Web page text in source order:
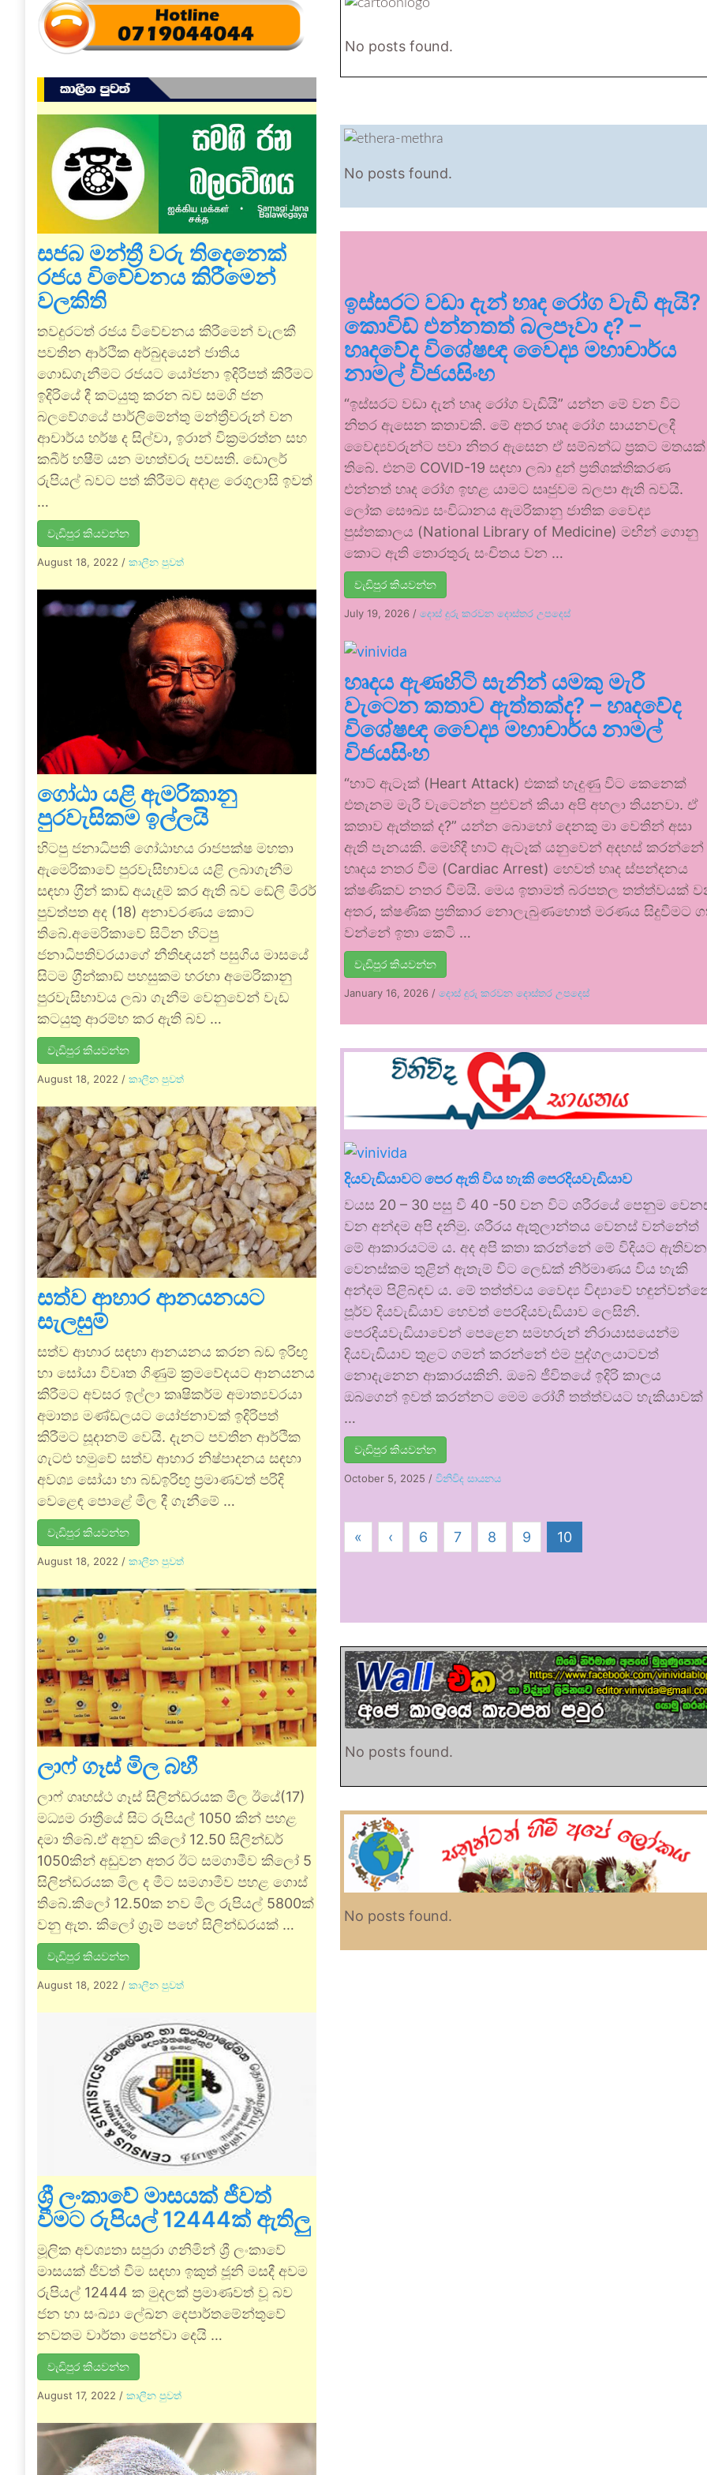
සජබ මන්ත්‍රී වරු තිදෙනෙක්
රජය විවේචනය කිරීමෙන්
වලකිති
තවදුරටත් රජය විවේචනය කිරීමෙන් වැලකී
පවතින ආර්ථික අර්බුදයෙන් ජාතිය
ගොඩගැනීමට රජයට යෝජනා ඉදිරිපත් කිරීමට
ඉදිරියේ දී කටයුතු කරන බව සමගි ජන
බලවේගයේ පාර්ලිමේන්තු මන්ත්‍රීවරුන් වන
ආචාර්ය හර්ෂ ද සිල්වා, ඉරාන් වික්‍රමරත්න සහ
කබීර් හෂීම් යන මහත්වරු පවසති. ඩොලර්
රුපියල් බවට පත් කිරීමට අදාළ රෙගුලාසි ඉවත්
…
වැඩිපුර කියවන්න
August 18, 2022 / කාලීන පුවත්
ගෝඨා යළි ඇමරිකානු
පුරවැසිකම ඉල්ලයි
හිටපු ජනාධිපති ගෝඨාභය රාජපක්ෂ මහතා
ඇමෙරිකාවේ පුරවැසිභාවය යළි ලබාගැනීම
සඳහා ග‍්‍රීන් කාඩ් අයැදුම් කර ඇති බව ඩේලි මිරර්
පුවත්පත අද (18) අනාවරණය කොට
තිබේ.අමෙරිකාවේ සිටින හිටපු
ජනාධිපතිවරයාගේ නීතිඥයන් පසුගිය මාසයේ
සිටම ග‍්‍රීන්කාඞ් පහසුකම හරහා අමෙරිකානු
පුරවැසිභාවය ලබා ගැනීම වෙනුවෙන් වැඩ
කටයුතු ආරම්භ කර ඇති බව …
වැඩිපුර කියවන්න
August 18, 2022 / කාලීන පුවත්
සත්ව ආහාර ආනයනයට
සැලසුම්
සත්ව ආහාර සඳහා ආනයනය කරන බඩ ඉරිඟු
හා සෝයා විවෘත ගිණුම් ක්‍රමවේදයට ආනයනය
කිරීමට අවසර ඉල්ලා කෘෂිකර්ම අමාත්‍යවරයා
අමාත්‍ය මණ්ඩලයට යෝජනාවක් ඉදිරිපත්
කිරීමට සූදානම් වෙයි. දැනට පවතින ආර්ථික
ගැටළු හමුවේ සත්ව ආහාර නිෂ්පාදනය සඳහා
අවශ්‍ය සෝයා හා බඩඉරිඟු ප්‍රමාණවත් පරිදි
වෙළෙඳ පොළේ මිල දී ගැනීමේ …
වැඩිපුර කියවන්න
August 18, 2022 / කාලීන පුවත්
ලාෆ් ගෑස් මිල බහී
ලාෆ් ගෘහස්ථ ගෑස් සිලින්ඩරයක මිල ඊයේ(17)
මධ්‍යම රාත්‍රීයේ සිට රුපියල් 1050 කින් පහළ
දමා තිබේ.ඒ අනුව කිලෝ 12.50 සිලින්ඩර්
1050කින් අඩුවන අතර ඊට සමගාමීව කිලෝ 5
සිලින්ඩරයක මිල ද මීට සමගාමීව පහළ ගොස්
තිබේ.කිලෝ 12.50ක නව මිල රුපියල් 5800ක්
වනු ඇත. කිලෝ ග්‍රෑම් පහේ සිලින්ඩරයක් …
වැඩිපුර කියවන්න
August 18, 2022 / කාලීන පුවත්
ශ්‍රී ලංකාවේ මාසයක් ජීවත්
වීමට රුපියල් 12444ක් ඇතිලු
මූලික අවශ්‍යතා සපුරා ගනිමින් ශ්‍රී ලංකාවේ
මාසයක් ජීවත් වීම සඳහා ඉකුත් ජූනි මසදී අවම
රුපියල් 12444 ක මුදලක් ප්‍රමාණවත් වූ බව
ජන හා සංඛ්‍යා ලේඛන දෙපාර්තමේන්තුවේ
නවතම වාර්තා පෙන්වා දෙයි …
වැඩිපුර කියවන්න
August 17, 2022 / කාලීන පුවත්
No posts found.
No posts found.
ඉස්සරට වඩා දැන් හෘද රෝග වැඩි ඇයි?
කොවිඩ් එන්නතත් බලපෑවා ද? –
හෘදවේද විශේෂඥ වෛද්‍ය මහාචාර්ය
නාමල් විජයසිංහ
“ඉස්සරට වඩා දැන් හෘද රෝග වැඩියි” යන්න මේ වන විට
නිතර ඇසෙන කතාවකි. මේ අතර හෘද රෝග සායනවලදී
වෛද්‍යවරුන්ට පවා නිතර ඇසෙන ඒ සම්බන්ධ ප්‍රකට මතයක්
තිබේ. එනම් COVID-19 සඳහා ලබා දුන් ප්‍රතිශක්තිකරණ
එන්නත් හෘද රෝග ඉහළ යාමට සෘජුවම බලපා ඇති බවයි.
ලෝක සෞඛ්‍ය සංවිධානය ඇමරිකානු ජාතික වෛද්‍ය
පුස්තකාලය (National Library of Medicine) මඟින් ගොනු
කොට ඇති තොරතුරු සංචිතය වන …
වැඩිපුර කියවන්න
July 19, 2026 / දොස් දුරු කරවන දොස්තර උපදෙස්
හෘදය ඇණහිටි සැනින් යමකු මැරී
වැටෙන කතාව ඇත්තක්ද? – හෘදවේද
විශේෂඥ වෛද්‍ය මහාචාර්ය නාමල්
විජයසිංහ
“හාට් ඇටෑක් (Heart Attack) එකක් හැදුණු විට කෙනෙක්
එතැනම මැරී වැටෙන්න පුළුවන් කියා අපි අහලා තියනවා. ඒ
කතාව ඇත්තක් ද?” යන්න බොහෝ දෙනකු මා වෙතින් අසා
ඇති පැනයකි. මෙහිදී හාට් ඇටෑක් යනුවෙන් අදහස් කරන්නේ
හෘදය නතර වීම (Cardiac Arrest) හෙවත් හෘද ස්පන්දනය
ක්ෂණිකව නතර වීමයි. මෙය ඉතාමත් බරපතල තත්ත්වයක්
අතර, ක්ෂණික ප්‍රතිකාර නොලැබුණහොත් මරණය සිදුවීමට
වන්නේ ඉතා කෙටි …
වැඩිපුර කියවන්න
January 16, 2026 / දොස් දුරු කරවන දොස්තර උපදෙස්
දියවැඩියාවට පෙර ඇති විය හැකි පෙරදියවැඩියාව
වයස 20 – 30 පසු වී 40 -50 වන විට ශරීරයේ පෙනුම
වන අන්දම අපි දනිමු. ශරීරය ඇතුලාන්තය වෙනස් වන්නේත්
මේ ආකාරයටම ය. අද අපි කතා කරන්නේ මේ විදියට ඇතිවන
වෙනස්කම තුළින් ඇතැම් විට ලෙඩක් නිර්මාණය විය හැකි
අන්දම පිළිබඳව ය. මේ තත්ත්වය වෛද්‍ය විද්‍යාවේ
පූර්ව දියවැඩියාව හෙවත් පෙරදියවැඩියාව ලෙසිනි.
පෙරදියවැඩියාවෙන් පෙළෙන සමහරුන් නිරායාසයෙන්ම
දියවැඩියාව තුළට ගමන් කරන්නේ එම පුද්ගලයාටවත්
නොදැනෙන ආකාරයකිනි. ඔබේ ජීවිතයේ ඉදිරි කාලය
ඔබගෙන් ඉවත් කරන්නට මෙම රෝගී තත්ත්වයට හැකියාවක්
…
වැඩිපුර කියවන්න
October 5, 2025 / විනිවිද සායනය
« ‹ 6 7 8 9 10
No posts found.
No posts found.